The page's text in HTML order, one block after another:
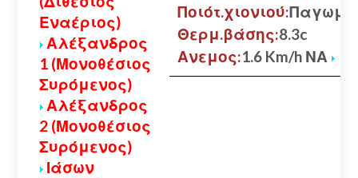
Εναέριος)
Αλέξανδρος
1 (Μονοθέσιος
Συρόμενος)
Αλέξανδρος
2 (Μονοθέσιος
Συρόμενος)
Ιάσων
Ποιότ.χιονιού:
Θερμ.βάσης:8.3c
Ανεμος:1.6 Km/h ΝΑ